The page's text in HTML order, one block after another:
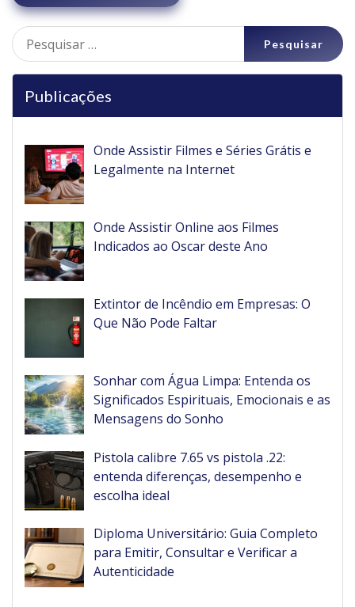
Pesquisar
por:
Publicações
Onde Assistir Filmes e Séries Grátis e
Legalmente na Internet
Onde Assistir Online aos Filmes
Indicados ao Oscar deste Ano
Extintor de Incêndio em Empresas: O
Que Não Pode Faltar
Sonhar com Água Limpa: Entenda os
Significados Espirituais, Emocionais e as
Mensagens do Sonho
Pistola calibre 7.65 vs pistola .22:
entenda diferenças, desempenho e
escolha ideal
Diploma Universitário: Guia Completo
para Emitir, Consultar e Verificar a
Autenticidade